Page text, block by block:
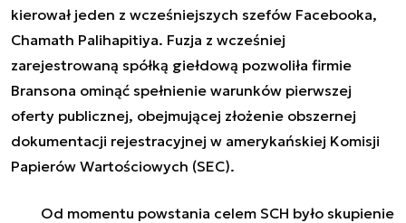
kierował jeden z wcześniejszych szefów Facebooka,
Chamath Palihapitiya. Fuzja z wcześniej
zarejestrowaną spółką giełdową pozwoliła firmie
Bransona ominąć spełnienie warunków pierwszej
oferty publicznej, obejmującej złożenie obszernej
dokumentacji rejestracyjnej w amerykańskiej Komisji
Papierów Wartościowych (SEC).
Od momentu powstania celem SCH było skupienie